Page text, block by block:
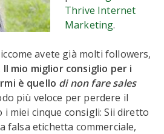
Thrive Internet
Marketing.
avete già molti followers,
Il mio miglior consiglio per i
è quello di non fare sales
più veloce per perdere il
i miei cinque consigli: Sii diretto
falsa etichetta commerciale,